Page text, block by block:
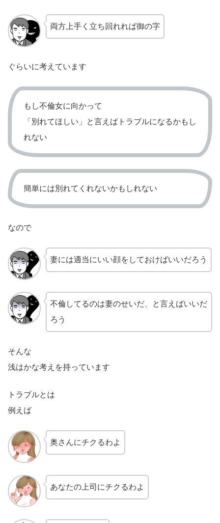
両方上手く立ち回れれば御の字
ぐらいに考えています
もし不倫女に向かって
「別れてほしい」と言えばトラブルになるかもし
れない
簡単には別れてくれないかもしれない
なので
妻には適当にいい顔をしておけばいいだろう
不倫してるのは妻のせいだ、と言えばいいだ
ろう
そんな
浅はかな考えを持っています
トラブルとは
例えば
奥さんにチクるわよ
あなたの上司にチクるわよ